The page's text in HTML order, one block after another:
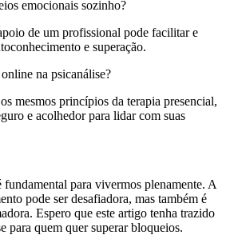
emocionais sozinho?
de um profissional pode facilitar e
e superação.
na psicanálise?
mesmos princípios da terapia presencial,
e acolhedor para lidar com suas
fundamental para vivermos plenamente. A
pode ser desafiadora, mas também é
Espero que este artigo tenha trazido
para quem quer superar bloqueios.